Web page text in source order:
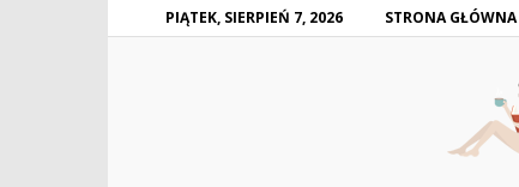
PIĄTEK, SIERPIEŃ 7, 2026 STRONA GŁÓWNA